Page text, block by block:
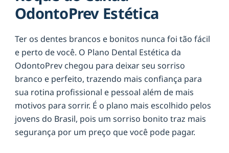
OdontoPrev Estética
Ter os dentes brancos e bonitos nunca foi tão fácil
e perto de você. O Plano Dental Estética da
OdontoPrev chegou para deixar seu sorriso
branco e perfeito, trazendo mais confiança para
sua rotina profissional e pessoal além de mais
motivos para sorrir. É o plano mais escolhido pelos
jovens do Brasil, pois um sorriso bonito traz mais
segurança por um preço que você pode pagar.